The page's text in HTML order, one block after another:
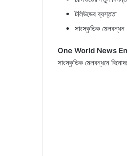
টলিউডের ব্যস্ততা
সাংস্কৃতিক মেলবন্ধন
One World News
সাংস্কৃতিক মেলবন্ধনে